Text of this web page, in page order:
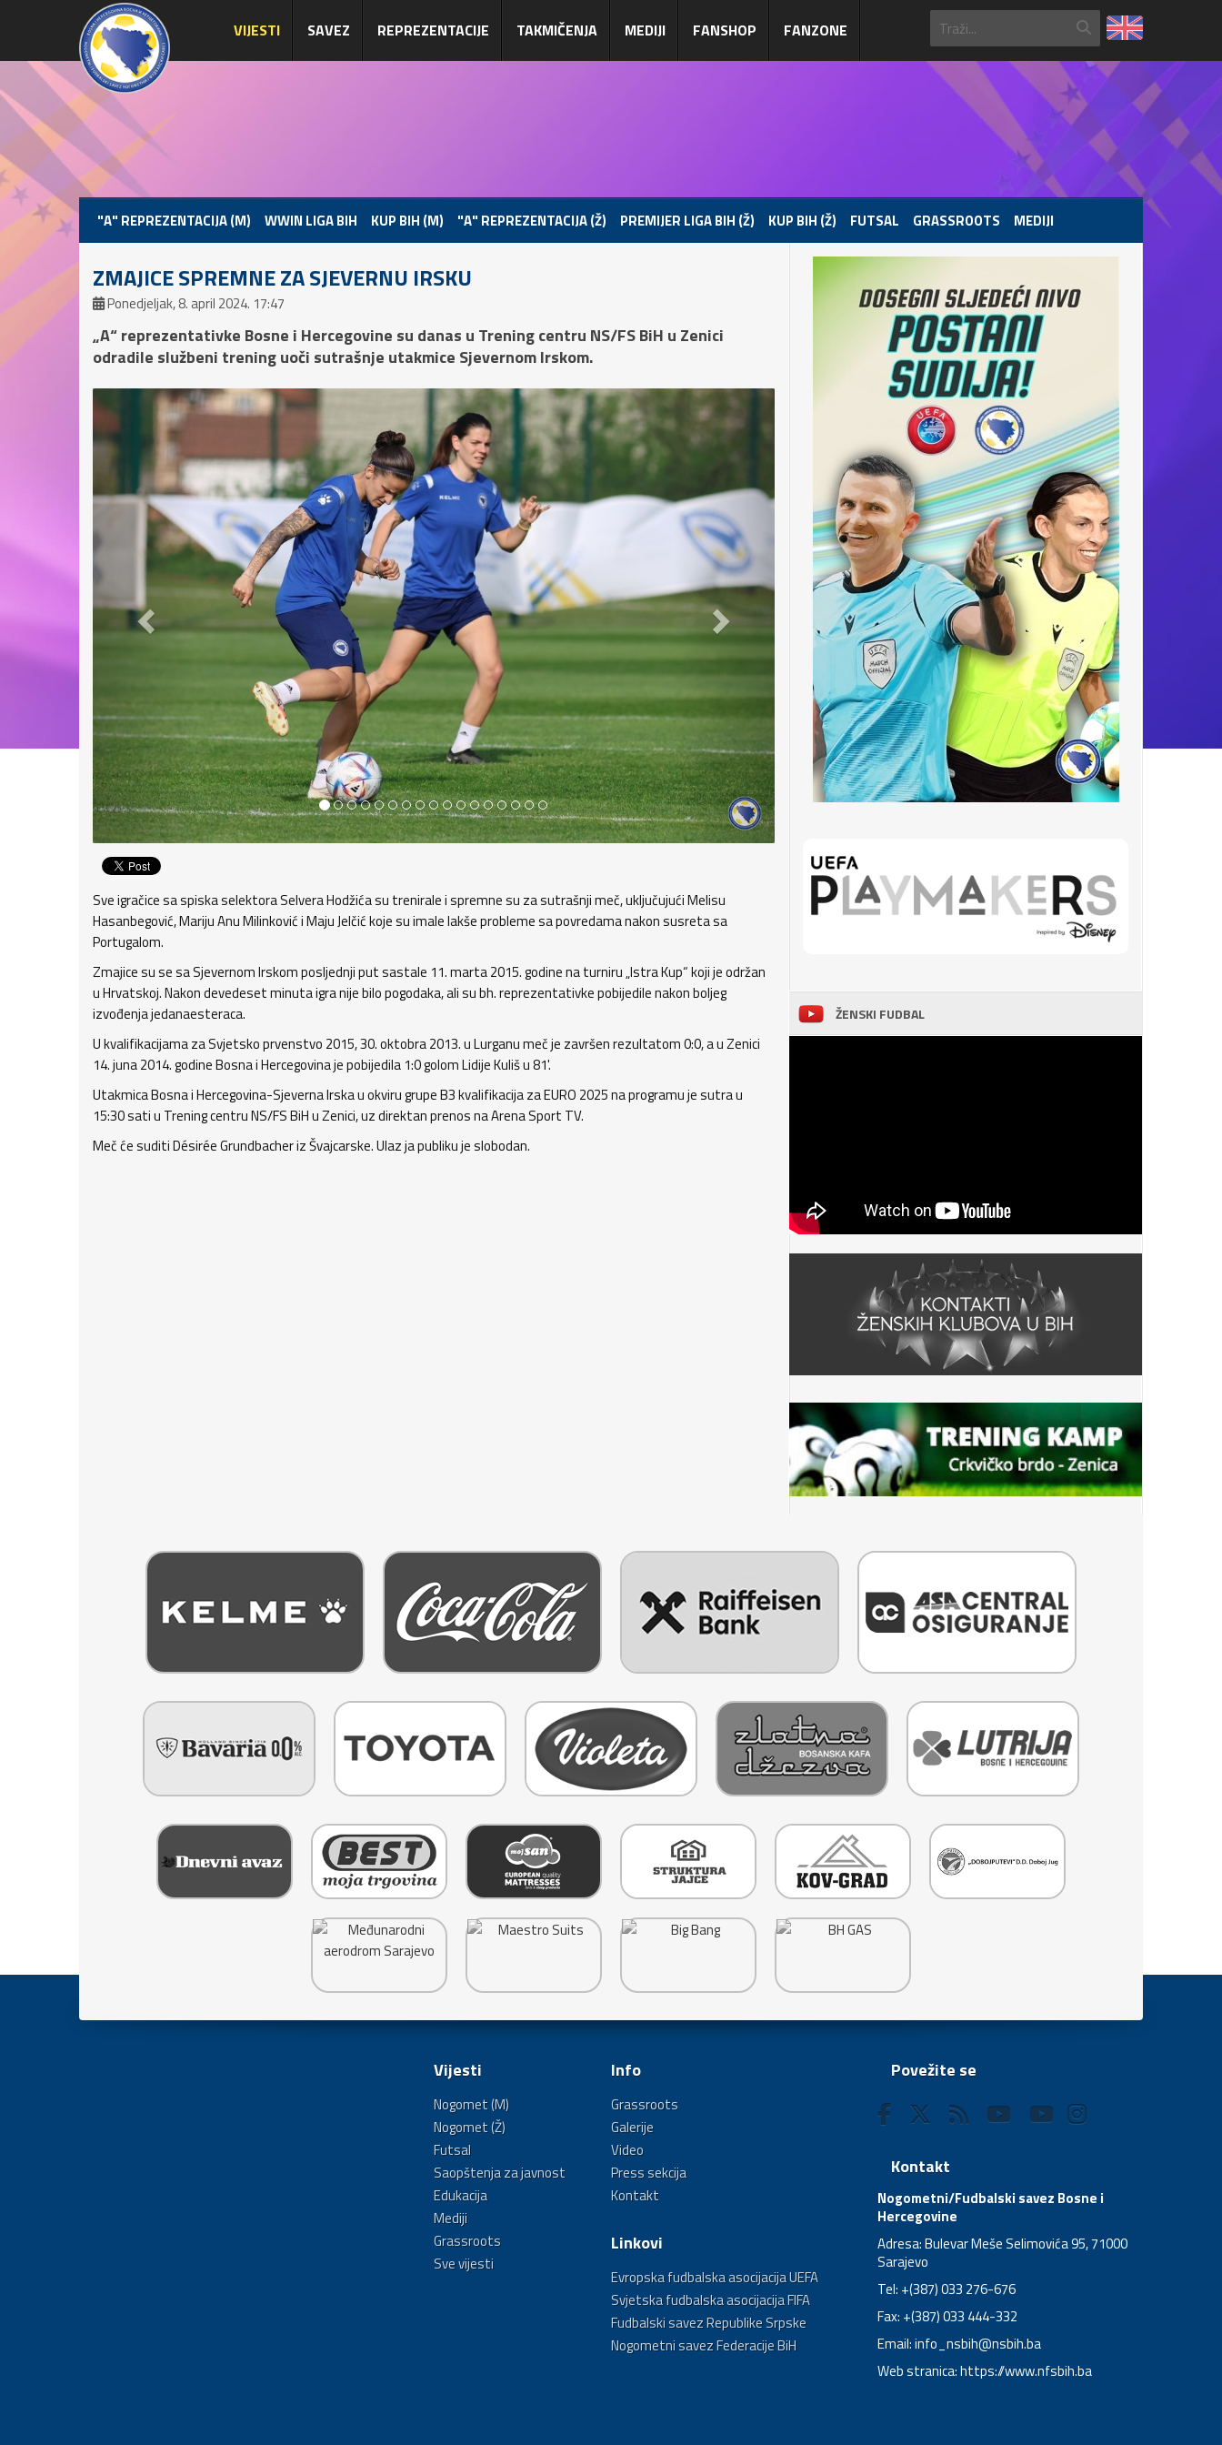
VIJESTI SAVEZ REPREZENTACIJE TAKMIČENJA MEDIJI FANSHOP FANZONE
"A" REPREZENTACIJA (M) WWIN LIGA BIH KUP BIH (M) "A" REPREZENTACIJA (Ž) PREMIJER LIGA BIH (Ž) KUP BIH (Ž) FUTSAL GRASSROOTS MEDIJI
ZMAJICE SPREMNE ZA SJEVERNU IRSKU
Ponedjeljak, 8. april 2024. 17:47
„A“ reprezentativke Bosne i Hercegovine su danas u Trening centru NS/FS BiH u Zenici
odradile službeni trening uoči sutrašnje utakmice Sjevernom Irskom.
Sve igračice sa spiska selektora Selvera Hodžića su trenirale i spremne su za sutrašnji meč, uključujući Melisu
Hasanbegović, Mariju Anu Milinković i Maju Jelčić koje su imale lakše probleme sa povredama nakon susreta sa
Portugalom.
Zmajice su se sa Sjevernom Irskom posljednji put sastale 11. marta 2015. godine na turniru „Istra Kup“ koji je održan
u Hrvatskoj. Nakon devedeset minuta igra nije bilo pogodaka, ali su bh. reprezentativke pobijedile nakon boljeg
izvođenja jedanaesteraca.
U kvalifikacijama za Svjetsko prvenstvo 2015, 30. oktobra 2013. u Lurganu meč je završen rezultatom 0:0, a u Zenici
14. juna 2014. godine Bosna i Hercegovina je pobijedila 1:0 golom Lidije Kuliš u 81'.
Utakmica Bosna i Hercegovina-Sjeverna Irska u okviru grupe B3 kvalifikacija za EURO 2025 na programu je sutra u
15:30 sati u Trening centru NS/FS BiH u Zenici, uz direktan prenos na Arena Sport TV.
Meč će suditi Désirée Grundbacher iz Švajcarske. Ulaz ja publiku je slobodan.
ŽENSKI FUDBAL
Vijesti
Nogomet (M)
Nogomet (Ž)
Futsal
Saopštenja za javnost
Edukacija
Mediji
Grassroots
Sve vijesti
Info
Grassroots
Galerije
Video
Press sekcija
Kontakt
Linkovi
Evropska fudbalska asocijacija UEFA
Svjetska fudbalska asocijacija FIFA
Fudbalski savez Republike Srpske
Nogometni savez Federacije BiH
Povežite se
Kontakt
Nogometni/Fudbalski savez Bosne i
Hercegovine
Adresa: Bulevar Meše Selimovića 95, 71000
Sarajevo
Tel: +(387) 033 276-676
Fax: +(387) 033 444-332
Email:info_nsbih@nsbih.ba
Web stranica: https://www.nfsbih.ba